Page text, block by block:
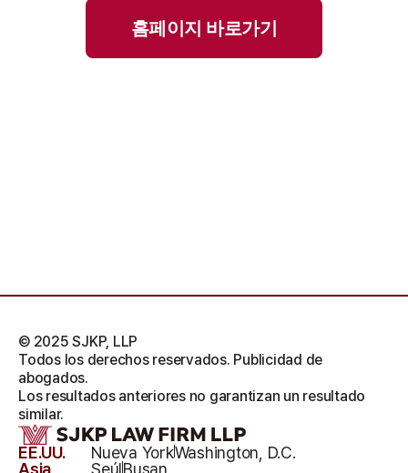
홈페이지 바로가기
EE.UU. Nueva YorkWashington, D.C.
© 2025 SJKP, LLP
Todos los derechos reservados. Publicidad de
abogados.
Los resultados anteriores no garantizan un resultado
similar.